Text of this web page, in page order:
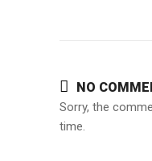
NO
Sorry, the
time.